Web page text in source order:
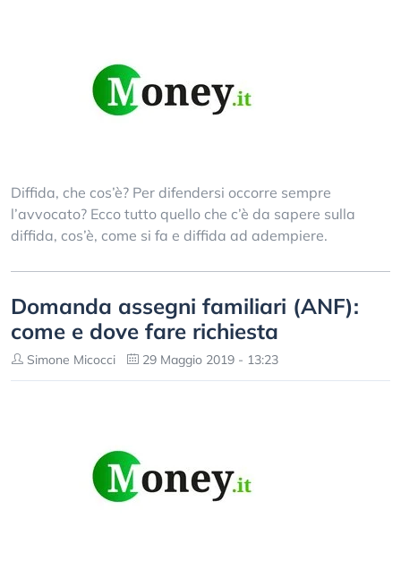
Diffida, che cos’è? Per difendersi occorre sempre
l’avvocato? Ecco tutto quello che c’è da sapere sulla
diffida, cos’è, come si fa e diffida ad adempiere.
Domanda assegni familiari (ANF):
come e dove fare richiesta
Simone Micocci 29 Maggio 2019 - 13:23